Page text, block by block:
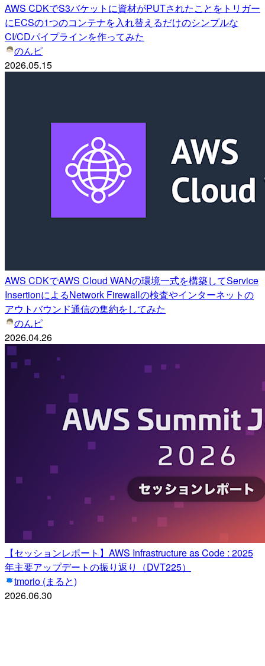
AWS CDKでS3バケットに資材がPUTされたことをトリガー
にECSの1つのコンテナを入れ替えるだけのシンプルな
CI/CDパイプラインを作ってみた
のんピ
2026.05.15
AWS CDKでAWS Cloud WANの環境一式を構築してService
InsertionによるNetwork Firewallの検査やインターネットの
アウトバウンド通信の集約をしてみた
のんピ
2026.04.26
【セッションレポート】AWS Infrastructure as Code : 2025
年主要アップデートの振り返り（DVT225）
tmorio (まると)
2026.06.30